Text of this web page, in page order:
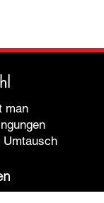
man
Umtausch